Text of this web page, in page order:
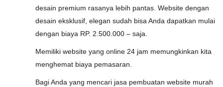
desain premium rasanya lebih pantas. Website dengan
desain eksklusif, elegan sudah bisa Anda dapatkan mulai
dengan biaya RP. 2.500.000 – saja.
Memiliki website yang online 24 jam memungkinkan kita
menghemat biaya pemasaran.
Bagi Anda yang mencari jasa pembuatan website murah